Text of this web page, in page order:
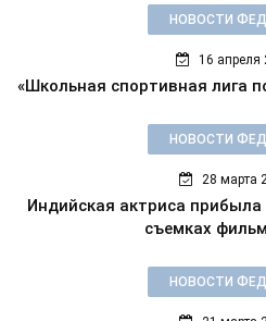
НОВОСТИ
16 апреля
«Школьная спортивная лига
НОВОСТИ
28 марта
Индийская актриса
съемках
НОВОСТИ